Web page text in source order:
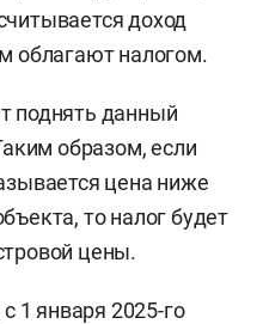
доход
облагают налогом.
поднять данный
образом, если
цена ниже
то налог будет
цены.
1 января 2025-го